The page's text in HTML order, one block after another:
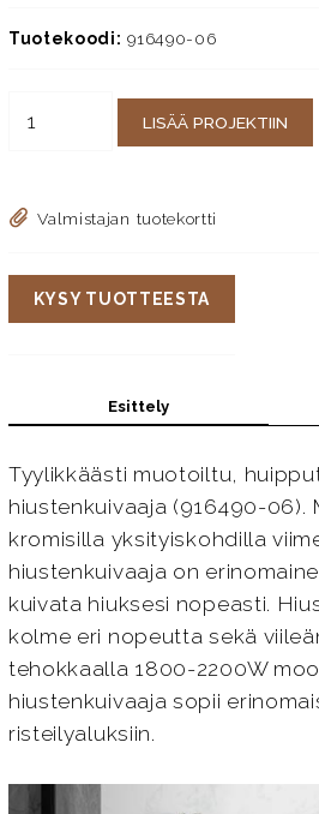
Tuotekoodi: 916490-06
LISÄÄ PROJEKTIIN
Valmistajan tuotekortti
KYSY TUOTTEESTA
Esittely
Tyylikkäästi muotoiltu,
hiustenkuivaaja (916490-06).
kromisilla yksityiskohdilla
hiustenkuivaaja on
kuivata hiuksesi nopeasti.
kolme eri nopeutta sekä
tehokkaalla 1800-2200W
hiustenkuivaaja sopii
risteilyaluksiin.